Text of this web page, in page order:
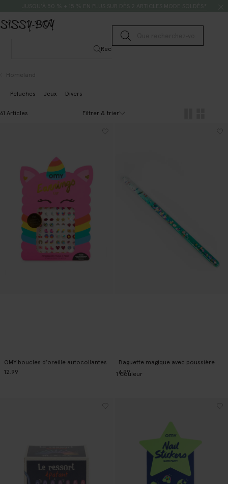
Lancer la recherche
Rechercher
Homeland
Peluches Jeux Divers
61 Articles Filtrer & trier
OMY boucles d’oreille autocollantes
12.99
6.99
1 Couleur